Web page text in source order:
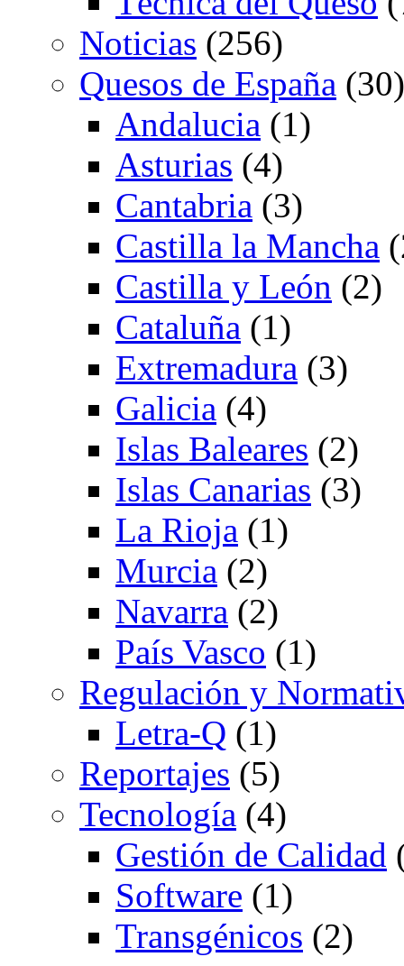
Noticias (256)
Quesos de España (30)
Andalucia (1)
Asturias (4)
Cantabria (3)
Castilla la Mancha
Castilla y León (2)
Cataluña (1)
Extremadura (3)
Galicia (4)
Islas Baleares (2)
Islas Canarias (3)
La Rioja (1)
Murcia (2)
Navarra (2)
País Vasco (1)
Regulación y
Letra-Q (1)
Reportajes (5)
Tecnología (4)
Gestión de Calidad
Software (1)
Transgénicos (2)